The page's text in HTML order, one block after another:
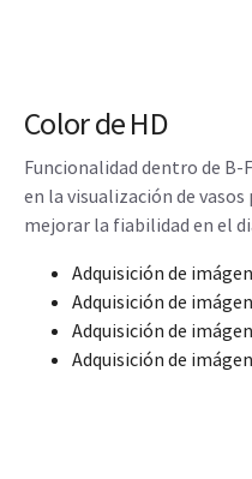
Color de HD
Funcionalidad dentro de
en la visualización de
mejorar la fiabilidad en el
Adquisición de
Adquisición de
Adquisición de
Adquisición de